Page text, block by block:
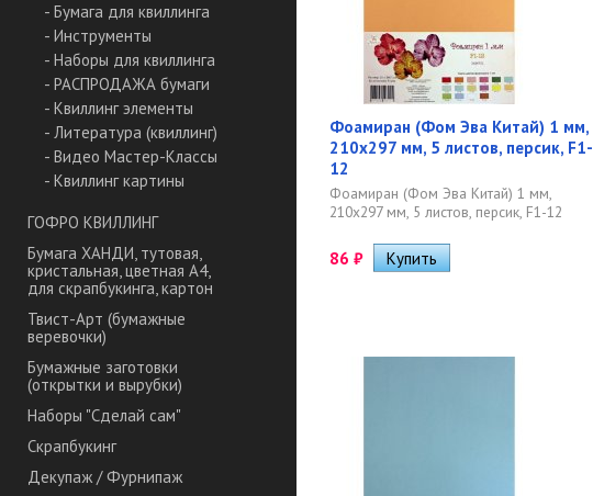
- Бумага для квиллинга
- Инструменты
- Наборы для квиллинга
- РАСПРОДАЖА бумаги
- Квиллинг элементы
- Литература (квиллинг)
- Видео Мастер-Классы
- Квиллинг картины
ГОФРО КВИЛЛИНГ
Бумага ХАНДИ, тутовая,
кристальная, цветная А4,
для скрапбукинга, картон
Твист-Арт (бумажные
веревочки)
Бумажные заготовки
(открытки и вырубки)
Наборы "Сделай сам"
Скрапбукинг
Декупаж / Фурнипаж
Фоамиран (Фом Эва Китай) 1 мм,
210х297 мм, 5 листов, персик, F1-
12
Фоамиран (Фом Эва Китай) 1 мм,
210х297 мм, 5 листов, персик, F1-12
86 ₽